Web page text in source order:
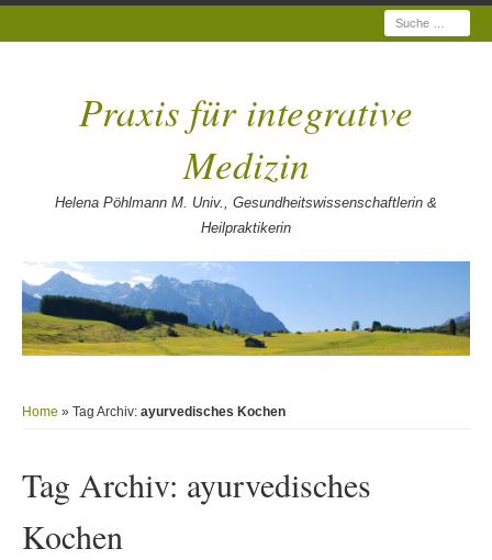
Suche
Praxis für integrative
Medizin
Helena Pöhlmann M. Univ., Gesundheitswissenschaftlerin &
Heilpraktikerin
Home » Tag Archiv: ayurvedisches Kochen
Tag Archiv: ayurvedisches
Kochen